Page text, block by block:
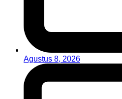
Agustus 8, 2026